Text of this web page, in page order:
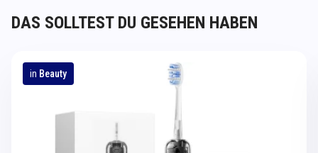
DAS SOLLTEST DU GESEHEN HABEN
in Beauty